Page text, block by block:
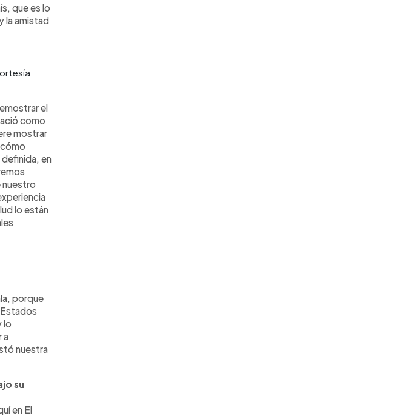
que es lo
la amistad
el
como
mostrar
en
nuestro
lo están
porque
lo
a
nuestra
su
en El